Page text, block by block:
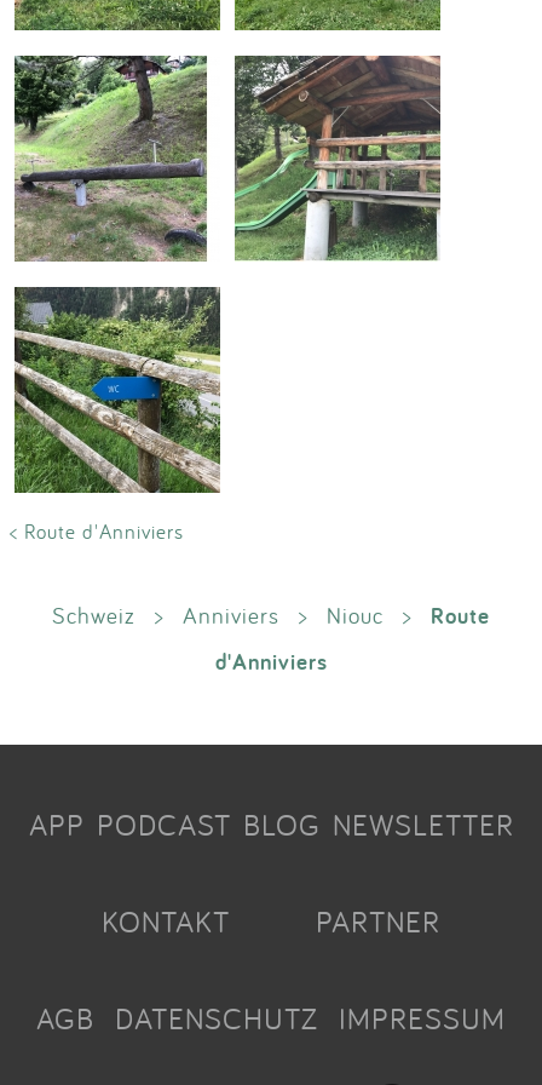
< Route d'Anniviers
Schweiz > Anniviers > Niouc >
Route
d'Anniviers
APP PODCAST BLOG NEWSLETTER
KONTAKT PARTNER
AGB DATENSCHUTZ IMPRESSUM